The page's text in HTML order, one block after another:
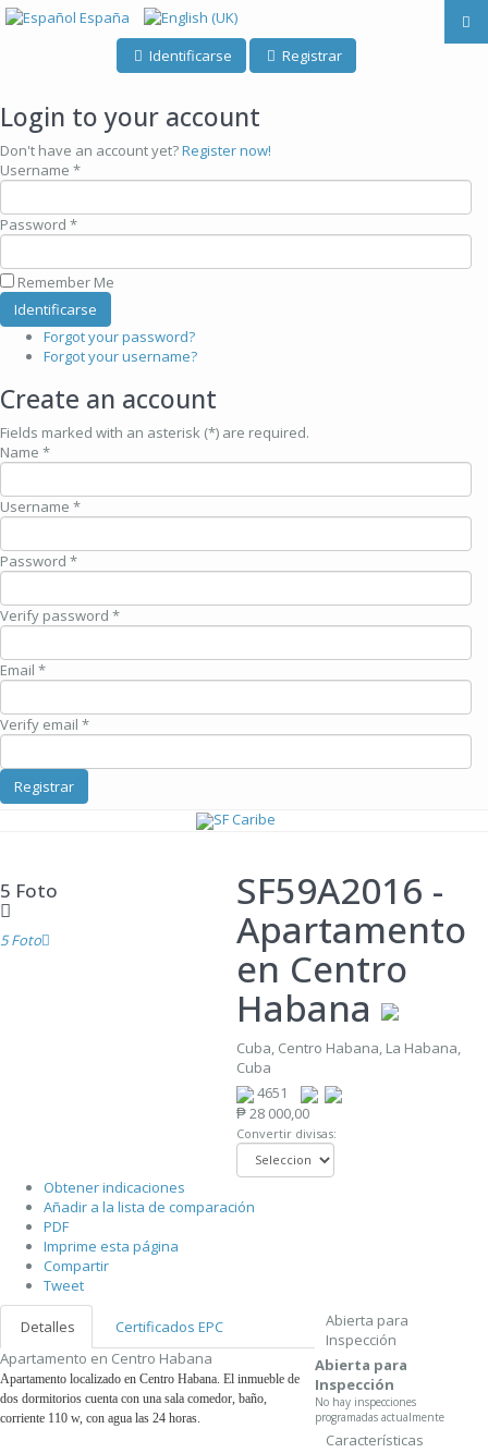
Identificarse Registrar
Login to your account
Don't have an account yet?Register now!
Username *
Password *
Remember Me
Forgot your password?
Forgot your username?
Create an account
Fields marked with an asterisk (*) are required.
Name *
Username *
Password *
Verify password *
Email *
Verify email *
Registrar
5 Foto
5 Foto
SF59A2016 -
Apartamento
en Centro
Habana
Cuba, Centro Habana, La Habana,
Cuba
4651
₱ 28 000,00
Convertir divisas:
Obtener indicaciones
Añadir a la lista de comparación
PDF
Imprime esta página
Compartir
Tweet
Detalles
Certificados EPC
Apartamento en Centro Habana
Apartamento localizado en Centro Habana. El inmueble de
dos dormitorios cuenta con una sala comedor, baño,
corriente 110 w, con agua las 24 horas.
Abierta para
Inspección
Abierta para
Inspección
No hay inspecciones
programadas actualmente
Características